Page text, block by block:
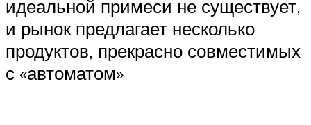
идеальной примеси не существует,
и рынок предлагает несколько
продуктов, прекрасно совместимых
с «автоматом»